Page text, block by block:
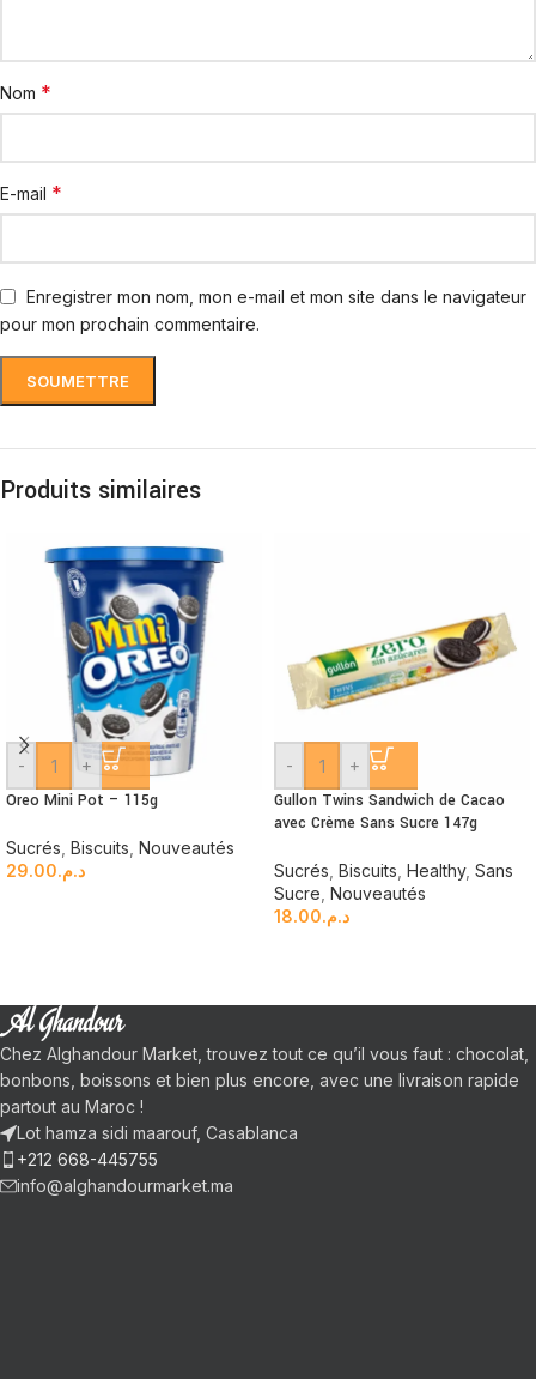
Nom *
E-mail *
Enregistrer mon nom, mon e-mail et mon site dans le navigateur
pour mon prochain commentaire.
Produits similaires
- +
Oreo Mini Pot – 115g
Sucrés Biscuits Nouveautés
د.م.29.00
- +
Gullon Twins Sandwich de Cacao
avec Crème Sans Sucre 147g
Sucrés Biscuits Healthy, Sans
Sucre Nouveautés
د.م.18.00
Chez Alghandour Market, trouvez tout ce qu’il vous faut : chocolat,
bonbons, boissons et bien plus encore, avec une livraison rapide
partout au Maroc !
Lot hamza sidi maarouf, Casablanca
+212 668-445755
info@alghandourmarket.ma